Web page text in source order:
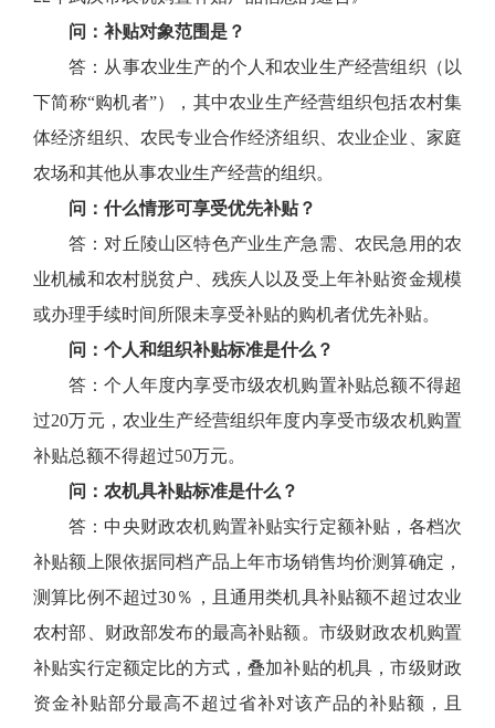
问：补贴对象范围是？
答：从事农业生产的个人和农业生产经营组织（以
下简称“购机者”），其中农业生产经营组织包括农村集
体经济组织、农民专业合作经济组织、农业企业、家庭
农场和其他从事农业生产经营的组织。
问：什么情形可享受优先补贴？
答：对丘陵山区特色产业生产急需、农民急用的农
业机械和农村脱贫户、残疾人以及受上年补贴资金规模
或办理手续时间所限未享受补贴的购机者优先补贴。
问：个人和组织补贴标准是什么？
答：个人年度内享受市级农机购置补贴总额不得超
过20万元，农业生产经营组织年度内享受市级农机购置
补贴总额不得超过50万元。
问：农机具补贴标准是什么？
答：中央财政农机购置补贴实行定额补贴，各档次
补贴额上限依据同档产品上年市场销售均价测算确定，
测算比例不超过30％，且通用类机具补贴额不超过农业
农村部、财政部发布的最高补贴额。市级财政农机购置
补贴实行定额定比的方式，叠加补贴的机具，市级财政
资金补贴部分最高不超过省补对该产品的补贴额，且